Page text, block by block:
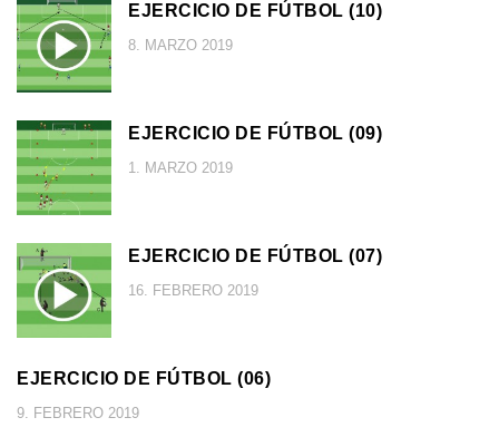
EJERCICIO DE FÚTBOL (10)
8. MARZO 2019
EJERCICIO DE FÚTBOL (09)
1. MARZO 2019
EJERCICIO DE FÚTBOL (07)
16. FEBRERO 2019
EJERCICIO DE FÚTBOL (06)
9. FEBRERO 2019